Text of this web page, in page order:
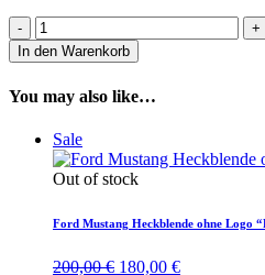
Handmade
aus
Bronze
Buckle"
In den Warenkorb
You may also like…
Sale
Out of stock
Ford Mustang Heckblende ohne Logo
200,00€ Ursprünglicher
180,00 €Aktueller